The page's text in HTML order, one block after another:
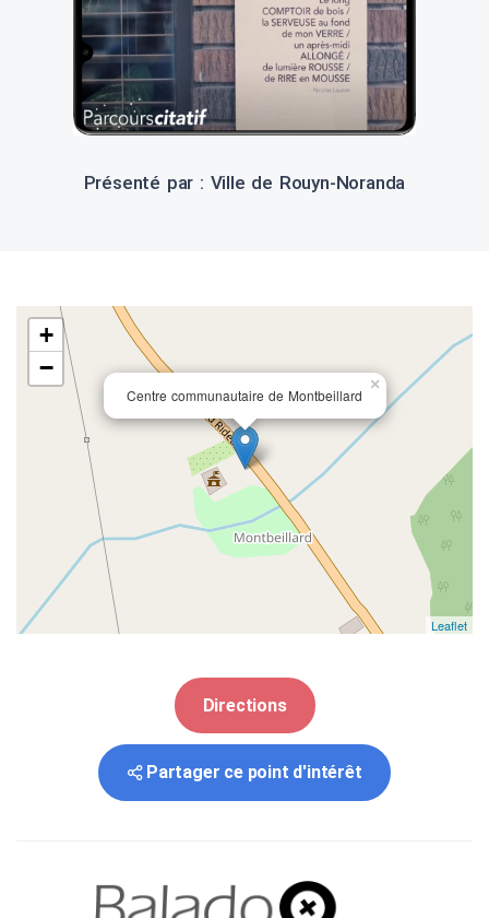
Présenté par : Ville de Rouyn-Noranda
Centre communautaire de Montbeillard
×
+
−
Leaflet
Directions
Partager ce point d'intérêt